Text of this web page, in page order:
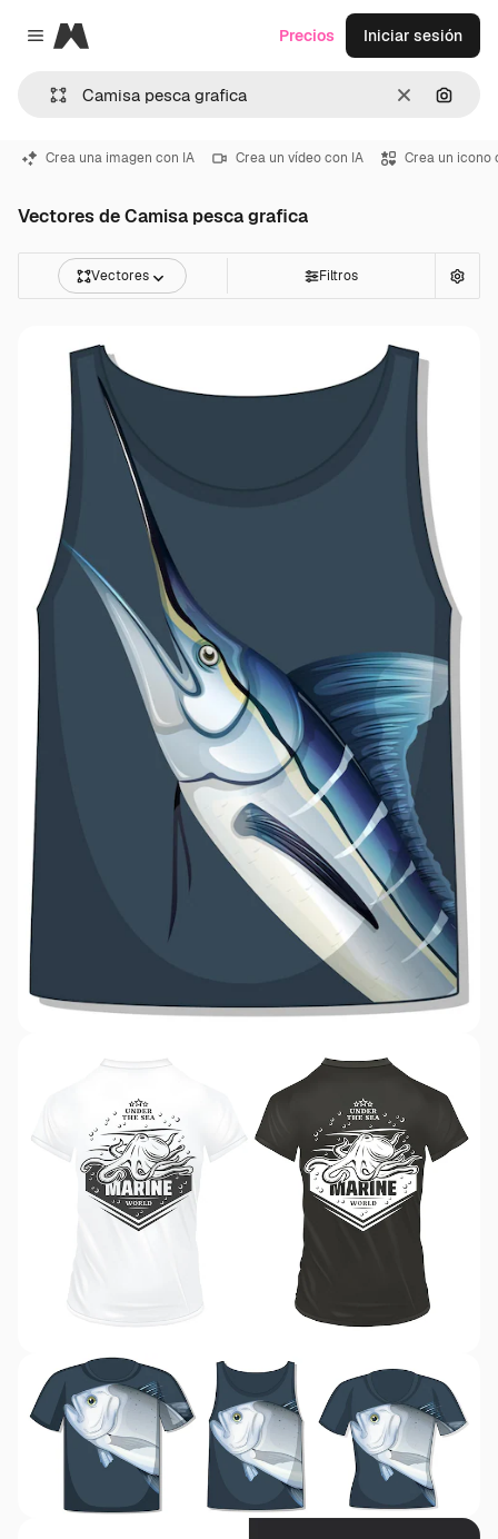
Close menu
Magnific
Borrar
Precios Iniciar sesión
Crea una imagen con IA Crea un vídeo con IA Crea un icono
Vectores de Camisa pesca grafica
Vectores Filtros